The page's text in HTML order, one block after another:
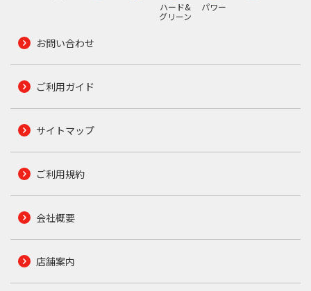
ハード&
グリーン
パワー
お問い合わせ
ご利用ガイド
サイトマップ
ご利用規約
会社概要
店舗案内